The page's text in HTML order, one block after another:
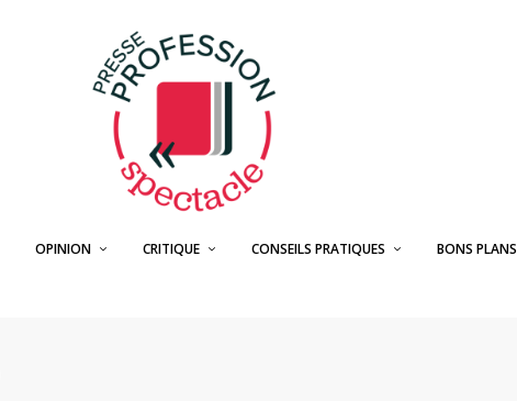
OPINION CRITIQUE CONSEILS PRATIQUES BONS PLANS